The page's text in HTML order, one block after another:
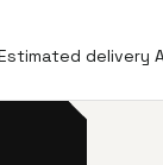
delivery